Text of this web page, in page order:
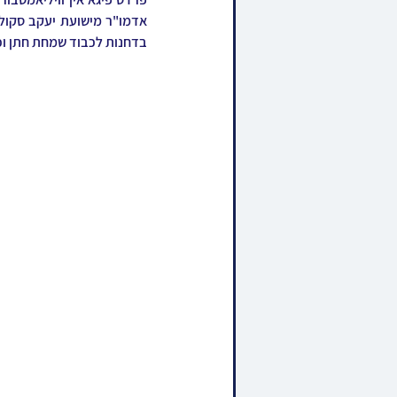
בדחנות לכבוד שמחת חתן